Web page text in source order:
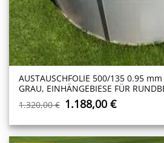
AUSTAUSCHFOLIE 500/135 0.95
GRAU, EINHÄNGEBIESE FÜR
1.320,00€ Ursprünglicher
war:
1.320,00 €
1.188,00€Aktueller
ist:
1.188,00